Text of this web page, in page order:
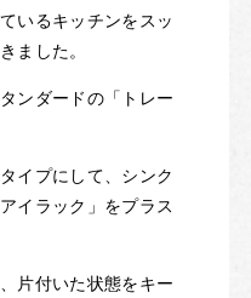
いるキッチンをスッ
ました。
ンダードの「トレー
イプにして、シンク
イラック」をプラス
片付いた状態をキー